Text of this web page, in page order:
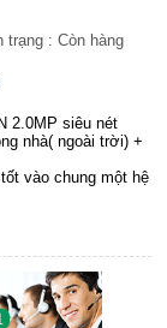
trạng : Còn hàng
2.0MP siêu nét
nhà( ngoài trời) +
vào chung một hệ